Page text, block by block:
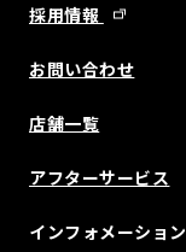
採用情報
お問い合わせ
店舗一覧
アフターサービス
インフォメーション